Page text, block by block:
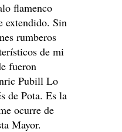
flamenco
extendido. Sin
rumberos
de mi
fueron
Pubill Lo
de Pota. Es la
ocurre de
Mayor.